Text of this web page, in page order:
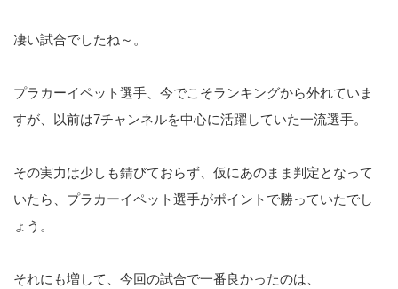
凄い試合でしたね～。
プラカーイペット選手、今でこそランキングから外れていま
すが、以前は7チャンネルを中心に活躍していた一流選手。
その実力は少しも錆びておらず、仮にあのまま判定となって
いたら、プラカーイペット選手がポイントで勝っていたでし
ょう。
それにも増して、今回の試合で一番良かったのは、